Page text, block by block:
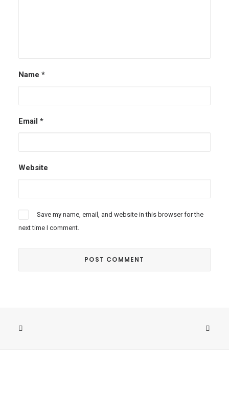
Name *
Email *
Website
Save my name, email, and website in this browser for the
next time I comment.